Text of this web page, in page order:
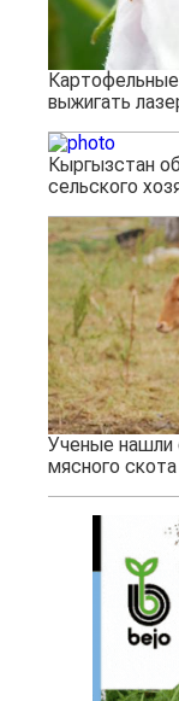
выжигать
Кыргызстан
сельского
Ученые нашли
мясного скота